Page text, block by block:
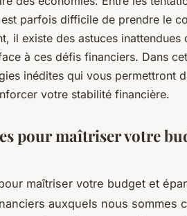
parfois difficile de prendre le
il existe des astuces inattendues
à ces défis financiers. Dans
inédites qui vous permettront
votre stabilité financière.
pour maîtriser votre
maîtriser votre budget et
auxquels nous sommes